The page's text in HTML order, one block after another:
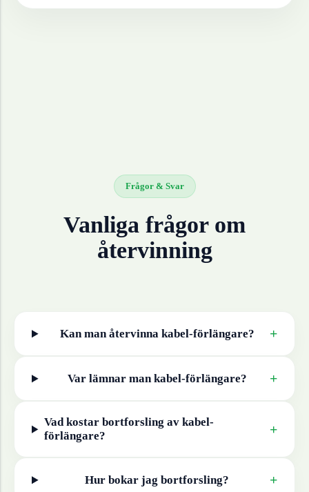
Frågor & Svar
Vanliga frågor om
återvinning
Kan man återvinna kabel-förlängare? +
Var lämnar man kabel-förlängare? +
Vad kostar bortforsling av kabel-
förlängare? +
Hur bokar jag bortforsling? +